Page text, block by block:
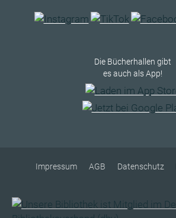
Die Bücherhallen gibt
es auch als App!
Impressum AGB Datenschutz